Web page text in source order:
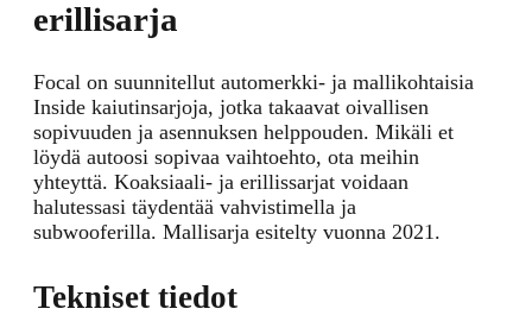
erillisarja
Focal on suunnitellut automerkki- ja mallikohtaisia
Inside kaiutinsarjoja, jotka takaavat oivallisen
sopivuuden ja asennuksen helppouden. Mikäli et
löydä autoosi sopivaa vaihtoehto, ota meihin
yhteyttä. Koaksiaali- ja erillissarjat voidaan
halutessasi täydentää vahvistimella ja
subwooferilla. Mallisarja esitelty vuonna 2021.
Tekniset tiedot